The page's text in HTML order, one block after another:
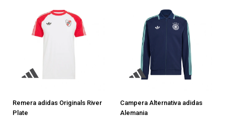
Remera adidas Originals River
Plate
Campera Alternativa adidas
Alemania